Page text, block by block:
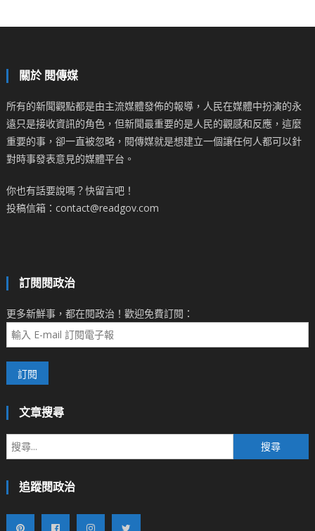
關於 閱傳媒
所有的新聞觀點都是由主流媒體發佈的報導，人民在媒體中扮演的永
遠只是接收資訊的角色，但新聞最重要的是人民的觀感和反應，這麼
重要的事，卻一直被忽略，閱傳媒就是想建立一個讓任何人都可以針
對時事發表意見的媒體平台。
你也有話要說嗎？快留言吧！
投稿信箱：contact@readgov.com
訂閱閱政治
更多新鮮事，都在閱政治！歡迎免費訂閱：
文章搜尋
尋
追蹤閱政治